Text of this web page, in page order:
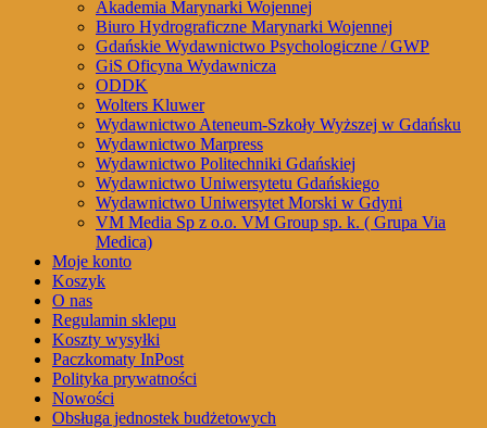
Akademia Marynarki Wojennej
Biuro Hydrograficzne Marynarki Wojennej
Gdańskie Wydawnictwo Psychologiczne / GWP
GiS Oficyna Wydawnicza
ODDK
Wolters Kluwer
Wydawnictwo Ateneum-Szkoły Wyższej w Gdańsku
Wydawnictwo Marpress
Wydawnictwo Politechniki Gdańskiej
Wydawnictwo Uniwersytetu Gdańskiego
Wydawnictwo Uniwersytet Morski w Gdyni
VM Media Sp z o.o. VM Group sp. k. ( Grupa Via
Medica)
Moje konto
Koszyk
O nas
Regulamin sklepu
Koszty wysyłki
Paczkomaty InPost
Polityka prywatności
Nowości
Obsługa jednostek budżetowych